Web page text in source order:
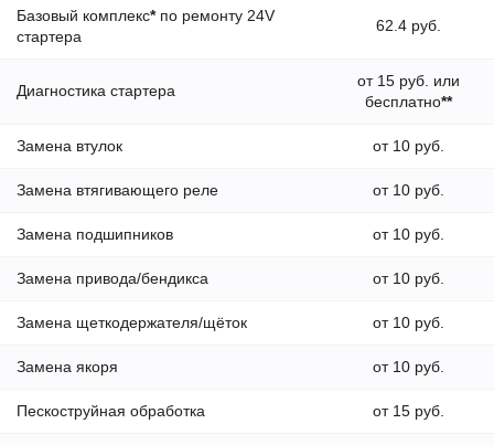
Базовый комплекс*по ремонту 24V
стартера
62.4 руб.
Диагностика стартера
от 15 руб. или
бесплатно**
Замена втулок от 10 руб.
Замена втягивающего реле от 10 руб.
Замена подшипников от 10 руб.
Замена привода/бендикса от 10 руб.
Замена щеткодержателя/щёток от 10 руб.
Замена якоря от 10 руб.
Пескоструйная обработка от 15 руб.